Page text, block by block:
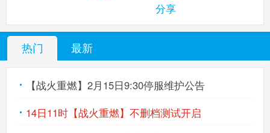
分享
热门 最新
【战火重燃】2月15日9:30停服维护公告
14日11时【战火重燃】不删档测试开启